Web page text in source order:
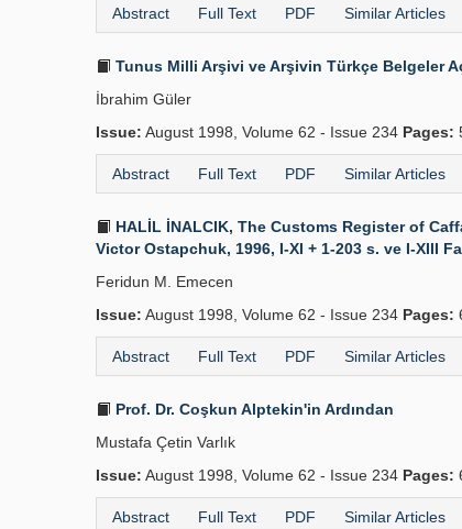
Abstract Full Text PDF Similar Articles
Tunus Milli Arşivi ve Arşivin Türkçe Belgeler
İbrahim Güler
Issue: August 1998, Volume 62 - Issue 234 Pages:
Abstract Full Text PDF Similar Articles
HALİL İNALCIK, The Customs Register of
Victor Ostapchuk, 1996, I-XI + 1-203 s. ve I-XIII
Feridun M. Emecen
Issue: August 1998, Volume 62 - Issue 234 Pages:
Abstract Full Text PDF Similar Articles
Prof. Dr. Coşkun Alptekin'in Ardından
Mustafa Çetin Varlık
Issue: August 1998, Volume 62 - Issue 234 Pages:
Abstract Full Text PDF Similar Articles